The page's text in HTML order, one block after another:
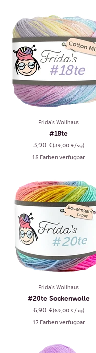
Frida's Wollhaus
#18te
Angebot
3,90 €(39,00 €/kg)
18 Farben verfügbar
Frida's Wollhaus
#20te Sockenwolle
Angebot
6,90 €(69,00 €/kg)
17 Farben verfügbar